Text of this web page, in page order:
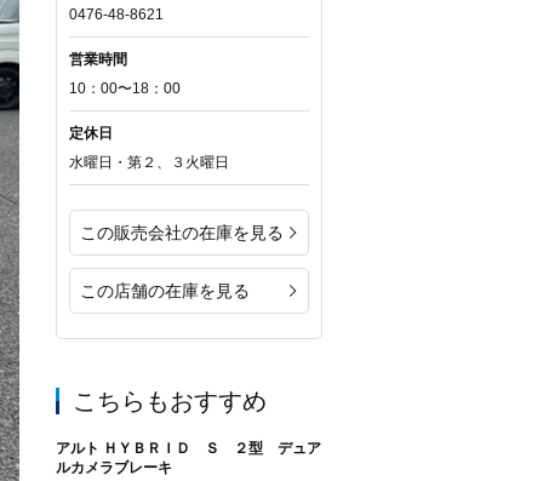
0476-48-8621
営業時間
10：00〜18：00
定休日
水曜日・第２、３火曜日
この販売会社の在庫を見る
この店舗の在庫を見る
こちらもおすすめ
アルト ＨＹＢＲＩＤ Ｓ ２型 デュア
ルカメラブレーキ